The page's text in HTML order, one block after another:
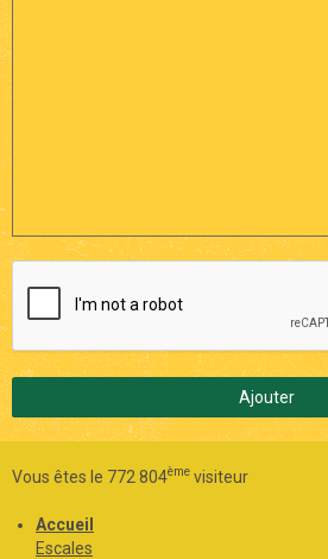
Ajouter
Vous êtes le 772 804ème visiteur
Accueil
Escales